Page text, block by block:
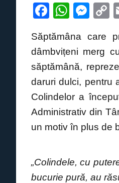
F
c
e
b
o
o
k
W
at
s
A
p
p
M
ss
e
n
g
er
p
y
n
k
Săptămâna care
dâmbvițeni merg
săptămână,
daruri dulci, pentru
Colindelor a
Administrativ din
un motiv în plus de
„Colindele, cu
bucurie pură, au